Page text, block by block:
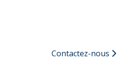
Contactez-nous